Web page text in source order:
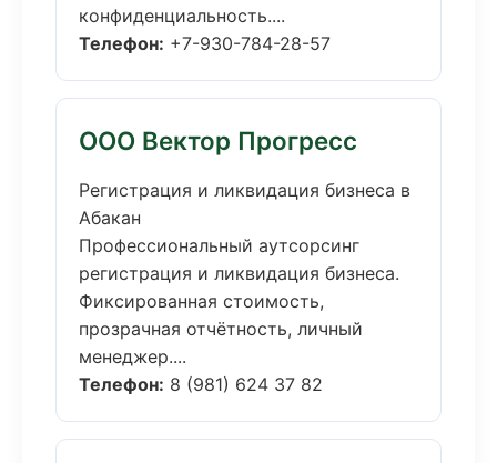
конфиденциальность....
Телефон: +7-930-784-28-57
ООО Вектор Прогресс
Регистрация и ликвидация бизнеса в
Абакан
Профессиональный аутсорсинг
регистрация и ликвидация бизнеса.
Фиксированная стоимость,
прозрачная отчётность, личный
менеджер....
Телефон: 8 (981) 624 37 82